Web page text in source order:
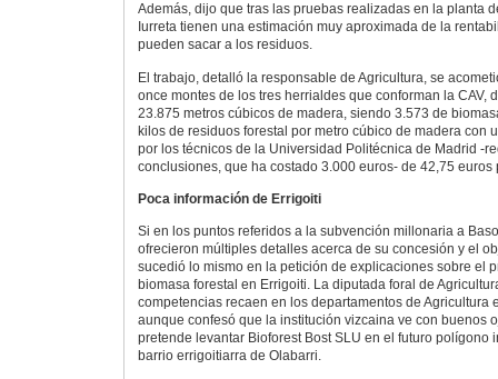
Además, dijo que tras las pruebas realizadas en la planta
Iurreta tienen una estimación muy aproximada de la
pueden sacar a los residuos.
El trabajo, detalló la responsable de Agricultura, se
once montes de los tres herrialdes que conforman la CAV,
23.875 metros cúbicos de madera, siendo 3.573 de
kilos de residuos forestal por metro cúbico de madera con
por los técnicos de la Universidad Politécnica de Madrid -
conclusiones, que ha costado 3.000 euros- de 42,75 euros
Poca información de Errigoiti
Si en los puntos referidos a la subvención millonaria a
ofrecieron múltiples detalles acerca de su concesión y el
sucedió lo mismo en la petición de explicaciones sobre el
biomasa forestal en Errigoiti. La diputada foral de
competencias recaen en los departamentos de Agricultura
aunque confesó que la institución vizcaina ve con buenos
pretende levantar Bioforest Bost SLU en el futuro polígono
barrio errigoitiarra de Olabarri.